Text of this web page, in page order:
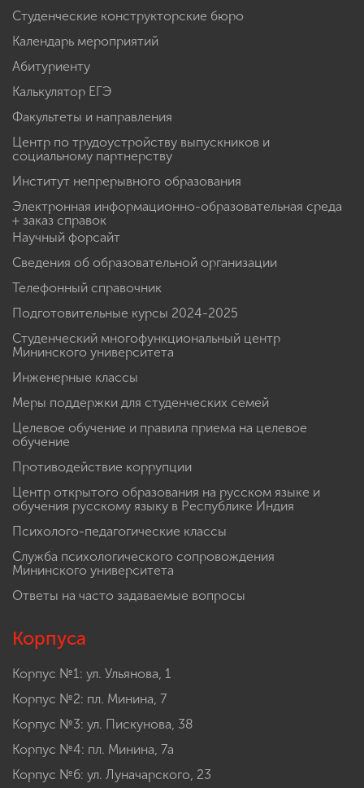
Студенческие конструкторские бюро
Календарь мероприятий
Абитуриенту
Калькулятор ЕГЭ
Факультеты и направления
Центр по трудоустройству выпускников и
социальному партнерству
Институт непрерывного образования
Электронная информационно-образовательная среда
+ заказ справок
Научный форсайт
Сведения об образовательной организации
Телефонный справочник
Подготовительные курсы 2024-2025
Студенческий многофункциональный центр
Мининского университета
Инженерные классы
Меры поддержки для студенческих семей
Целевое обучение и правила приема на целевое
обучение
Противодействие коррупции
Центр открытого образования на русском языке и
обучения русскому языку в Республике Индия
Психолого-педагогические классы
Служба психологического сопровождения
Мининского университета
Ответы на часто задаваемые вопросы
Корпуса
Корпус №1: ул. Ульянова, 1
Корпус №2: пл. Минина, 7
Корпус №3: ул. Пискунова, 38
Корпус №4: пл. Минина, 7а
Корпус №6: ул. Луначарского, 23